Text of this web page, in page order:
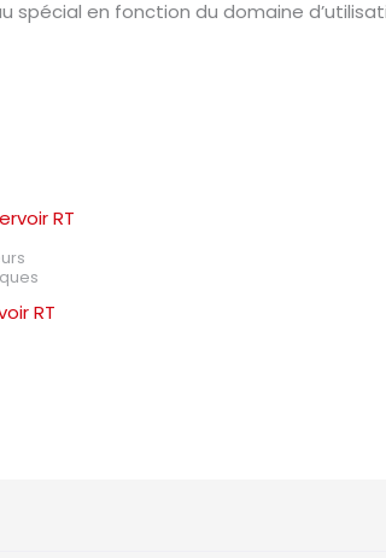
spécial en fonction du domaine
RT